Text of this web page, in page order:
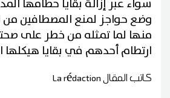
سواء عبر إزالة بقايا حطامها
وضع حواجز لمنع المصطافين من
منها لما تمثله من خطر على
ارتطام أحدهم في بقايا هيكلها
كاتب المقالLa rédaction